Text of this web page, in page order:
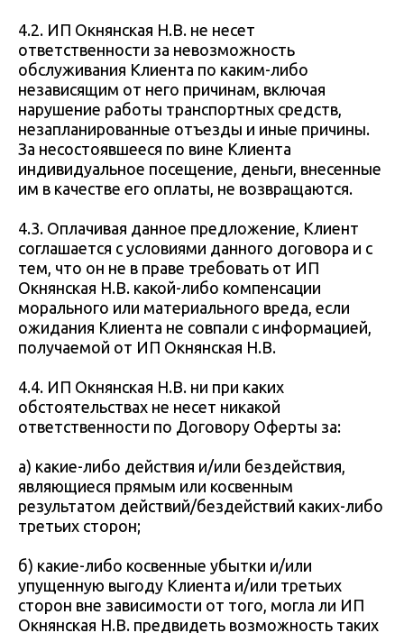
4.2. ИП Окнянская Н.В. не несет
ответственности за невозможность
обслуживания Клиента по каким-либо
независящим от него причинам, включая
нарушение работы транспортных средств,
незапланированные отъезды и иные причины.
За несостоявшееся по вине Клиента
индивидуальное посещение, деньги, внесенные
им в качестве его оплаты, не возвращаются.
4.3. Оплачивая данное предложение, Клиент
соглашается с условиями данного договора и с
тем, что он не в праве требовать от ИП
Окнянская Н.В. какой-либо компенсации
морального или материального вреда, если
ожидания Клиента не совпали с информацией,
получаемой от ИП Окнянская Н.В.
4.4. ИП Окнянская Н.В. ни при каких
обстоятельствах не несет никакой
ответственности по Договору Оферты за:
а) какие-либо действия и/или бездействия,
являющиеся прямым или косвенным
результатом действий/бездействий каких-либо
третьих сторон;
б) какие-либо косвенные убытки и/или
упущенную выгоду Клиента и/или третьих
сторон вне зависимости от того, могла ли ИП
Окнянская Н.В. предвидеть возможность таких